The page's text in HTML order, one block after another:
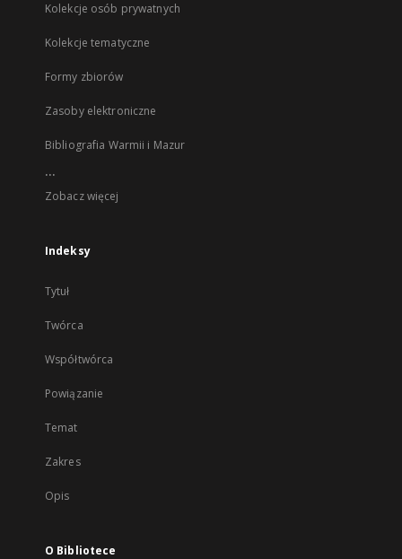
Kolekcje osób prywatnych
Kolekcje tematyczne
Formy zbiorów
Zasoby elektroniczne
Bibliografia Warmii i Mazur
...
Zobacz więcej
Indeksy
Tytuł
Twórca
Współtwórca
Powiązanie
Temat
Zakres
Opis
O Bibliotece